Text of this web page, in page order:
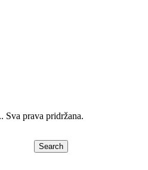
prava pridržana.
Search